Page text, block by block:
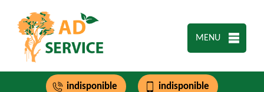
MENU
indisponible indisponible